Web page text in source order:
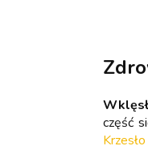
część